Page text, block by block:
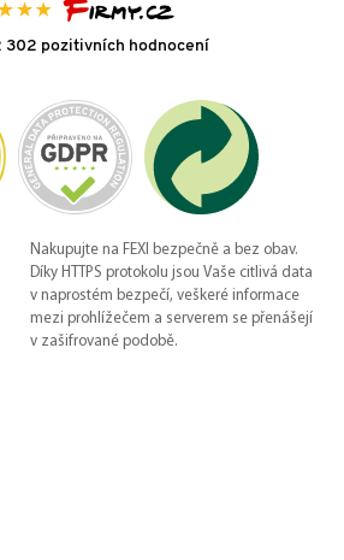
302 pozitivních hodnocení
Nakupujte na FEXI bezpečně a bez obav.
Díky HTTPS protokolu jsou Vaše citlivá data
v naprostém bezpečí, veškeré informace
mezi prohlížečem a serverem se přenášejí
v zašifrované podobě.